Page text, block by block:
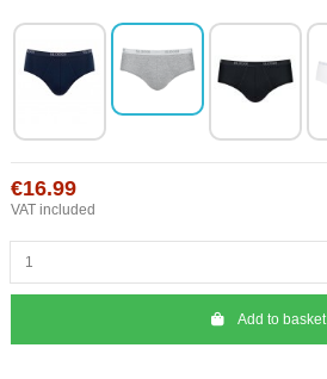
€16.99
VAT included
Add to basket